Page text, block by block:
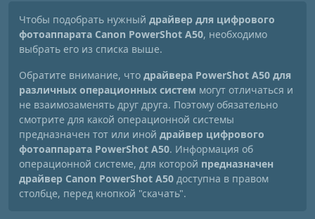
Чтобы подобрать нужный драйвер для цифрового
фотоаппарата Canon PowerShot A50, необходимо
выбрать его из списка выше.
Обратите внимание, что драйвера PowerShot A50 для
различных операционных систем могут отличаться и
не взаимозаменять друг друга. Поэтому обязательно
смотрите для какой операционной системы
предназначен тот или иной драйвер цифрового
фотоаппарата PowerShot A50. Информация об
операционной системе, для которой предназначен
драйвер Canon PowerShot A50 доступна в правом
столбце, перед кнопкой "скачать".